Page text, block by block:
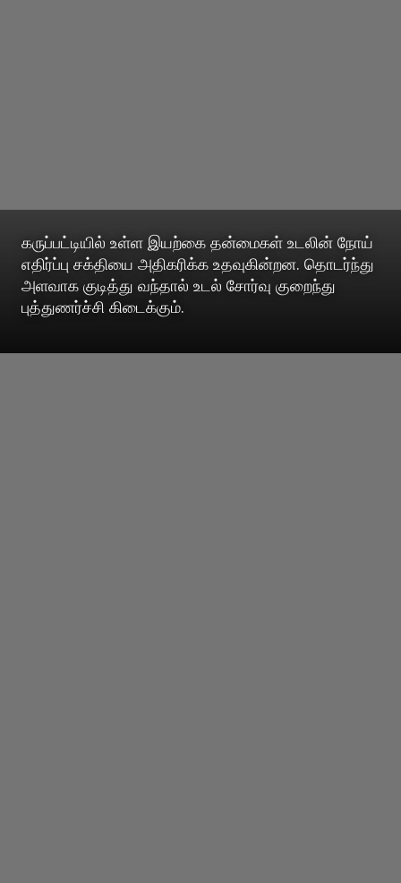
கருப்பட்டியில் உள்ள இயற்கை தன்மைகள் உடலின் நோய்
எதிர்ப்பு சக்தியை அதிகரிக்க உதவுகின்றன. தொடர்ந்து
அளவாக குடித்து வந்தால் உடல் சோர்வு குறைந்து
புத்துணர்ச்சி கிடைக்கும்.